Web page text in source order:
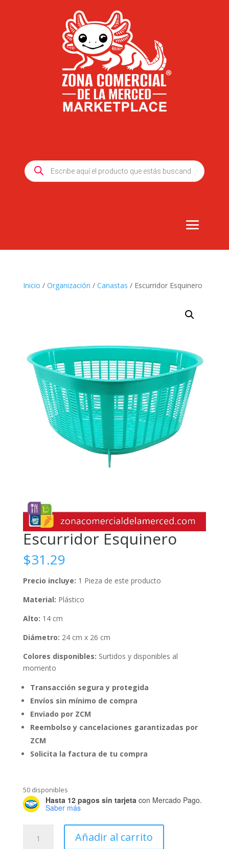
Products
search
Inicio / Organización / Canastas / Escurridor Esquinero
Escurridor Esquinero
$31.29
Precio incluye: 1 Pieza de este producto
Material: Plástico
Alto: 14 cm
Diámetro: 24 cm x 26 cm
Colores disponibles: Surtidos y disponibles al
momento
Transacción segura y protegida
Envíos sin mínimo de compra
Enviado por ZCM
Reembolso y cancelaciones garantizadas por
ZCM
Solicita la factura de tu compra
50 disponibles
Hasta 12 pagos sin tarjeta con Mercado Pago.
Saber más
Esquinero
Añadir al carrito